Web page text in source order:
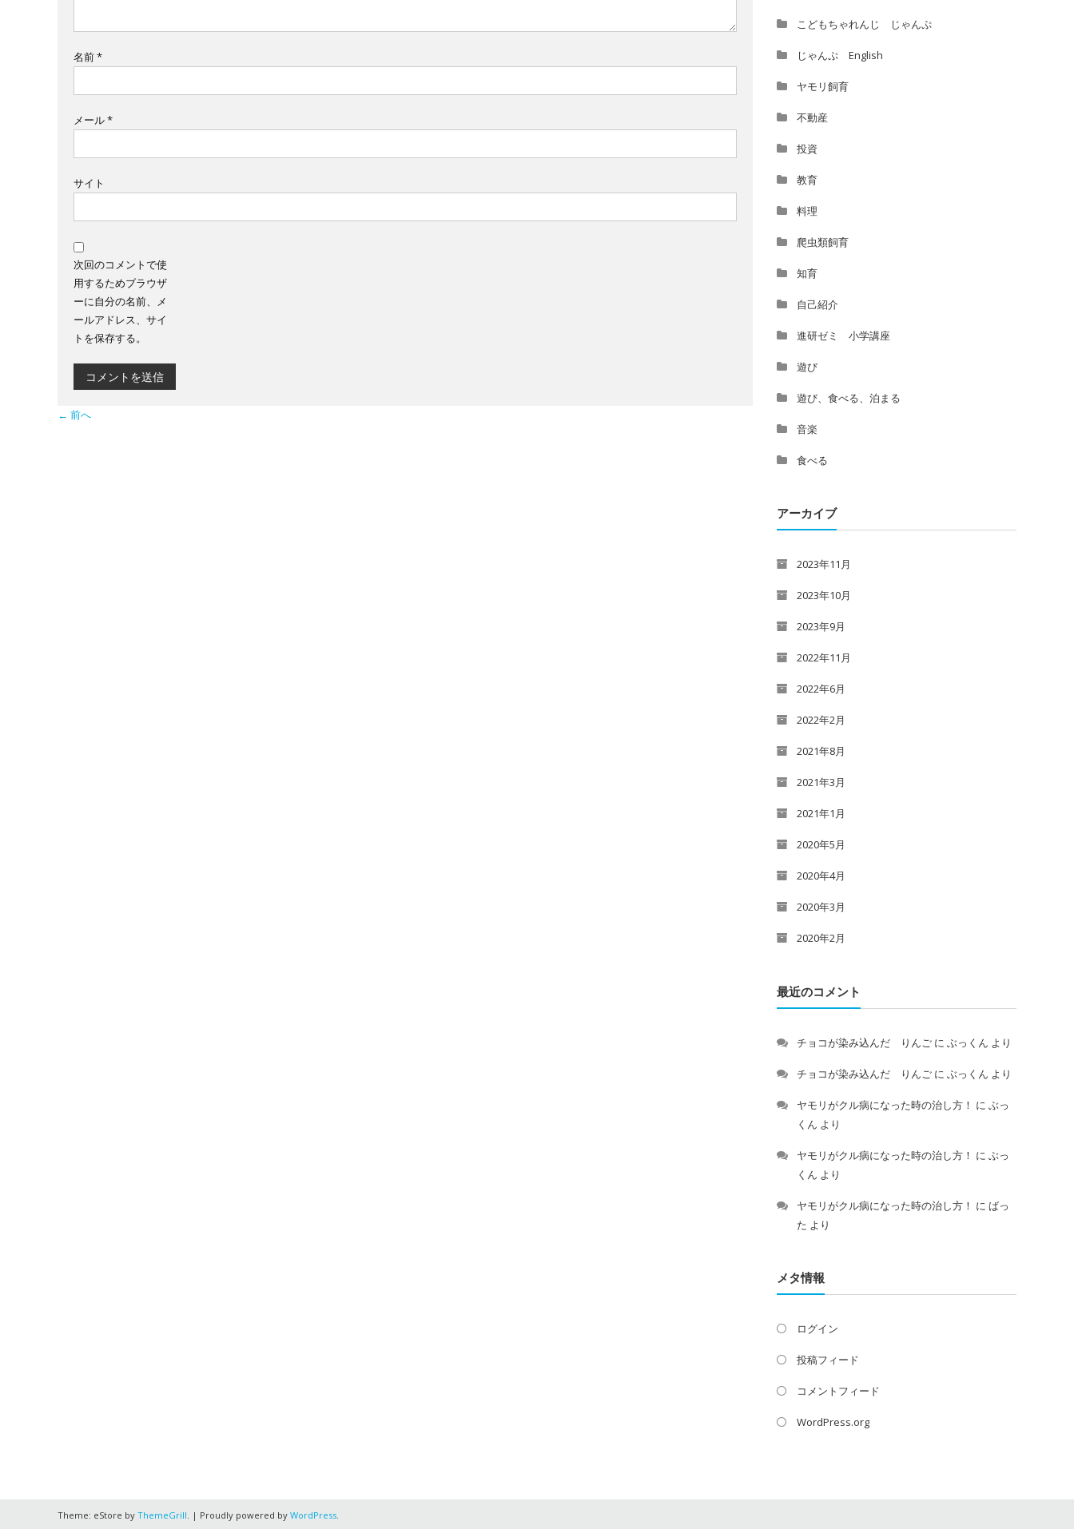
名前*
メール*
サイト
次回のコメントで使
用するためブラウザ
ーに自分の名前、メ
ールアドレス、サイ
トを保存する。
← 前へ
こどもちゃれんじ じゃんぷ
じゃんぷ English
ヤモリ飼育
不動産
投資
教育
料理
爬虫類飼育
知育
自己紹介
進研ゼミ 小学講座
遊び
遊び、食べる、泊まる
音楽
食べる
アーカイブ
2023年11月
2023年10月
2023年9月
2022年11月
2022年6月
2022年2月
2021年8月
2021年3月
2021年1月
2020年5月
2020年4月
2020年3月
2020年2月
最近のコメント
チョコが染み込んだ りんご に ぶっくん より
チョコが染み込んだ りんご に ぶっくん より
ヤモリがクル病になった時の治し方！ に ぶっ
くん より
ヤモリがクル病になった時の治し方！ に ぶっ
くん より
ヤモリがクル病になった時の治し方！ に ばっ
た より
メタ情報
ログイン
投稿フィード
コメントフィード
WordPress.org
Theme: eStore by ThemeGrill | Proudly powered by WordPress